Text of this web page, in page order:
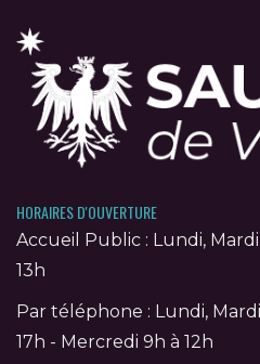
HORAIRES D'OUVERTURE
Accueil Public : Lundi,
13h
Par téléphone : Lundi,
17h - Mercredi 9h à 12h